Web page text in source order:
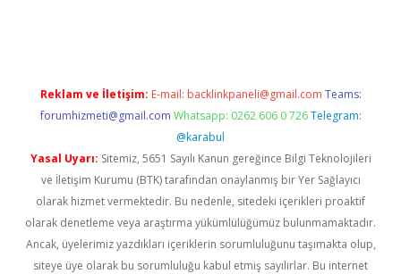
Reklam ve İletişim: E-mail: backlinkpaneli@gmail.com Teams:
forumhizmeti@gmail.com Whatsapp: 0262 606 0 726 Telegram:
@karabul
Yasal Uyarı: Sitemiz, 5651 Sayılı Kanun gereğince Bilgi Teknolojileri
ve İletişim Kurumu (BTK) tarafından onaylanmış bir Yer Sağlayıcı
olarak hizmet vermektedir. Bu nedenle, sitedeki içerikleri proaktif
olarak denetleme veya araştırma yükümlülüğümüz bulunmamaktadır.
Ancak, üyelerimiz yazdıkları içeriklerin sorumluluğunu taşımakta olup,
siteye üye olarak bu sorumluluğu kabul etmiş sayılırlar. Bu internet